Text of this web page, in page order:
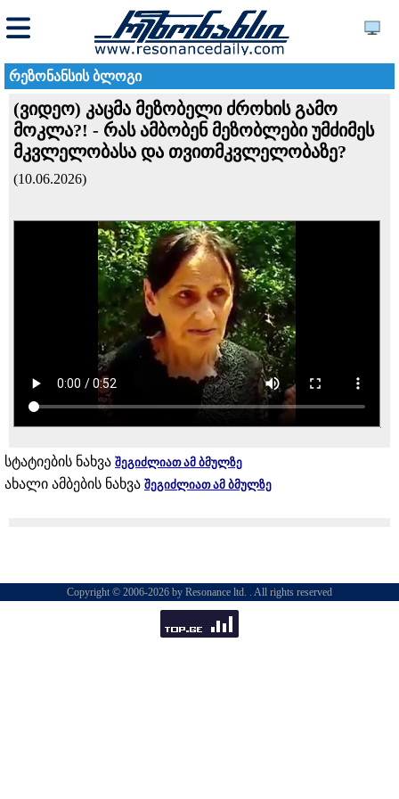
რეზონანსის ბლოგი
(ვიდეო) კაცმა მეზობელი ძროხის გამო
მოკლა?! - რას ამბობენ მეზობლები უმძიმეს
მკვლელობასა და თვითმკვლელობაზე?
(10.06.2026)
სტატიების ნახვა შეგიძლიათ ამ ბმულზე
ახალი ამბების ნახვა შეგიძლიათ ამ ბმულზე
Copyright © 2006-2026 by Resonance ltd. . All rights reserved